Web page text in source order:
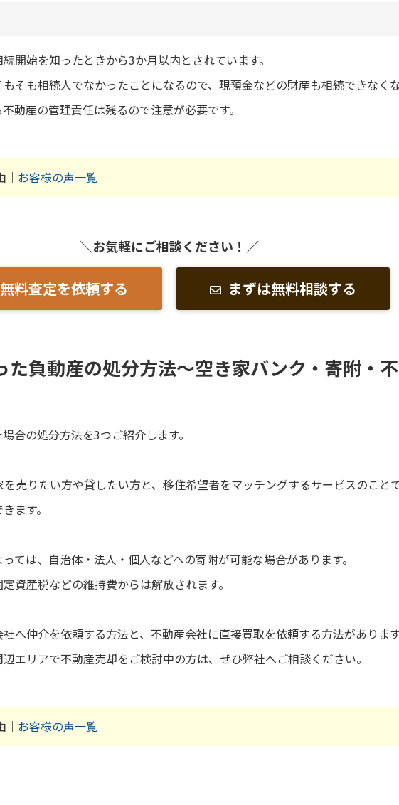
開始を知ったときから3か月以内とされています。
そも相続人でなかったことになるので、現預金などの財産も相続できなくな
動産の管理責任は残るので注意が必要です。
お客様の声一覧
＼お気軽にご相談ください！／
無料査定を依頼する まずは無料相談する
た負動産の処分方法～空き家バンク・寄附・
合の処分方法を3つご紹介します。
売りたい方や貸したい方と、移住希望者をマッチングするサービスのこと
ます。
ては、自治体・法人・個人などへの寄附が可能な場合があります。
資産税などの維持費からは解放されます。
へ仲介を依頼する方法と、不動産会社に直接買取を依頼する方法があります
エリアで不動産売却をご検討中の方は、ぜひ弊社へご相談ください。
お客様の声一覧